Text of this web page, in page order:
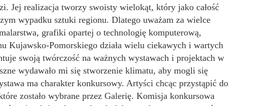
Jej realizacja tworzy swoisty wielokąt, który jako całość
wypadku sztuki regionu. Dlatego uważam za wielce
grafiki opartej o technologię komputerową,
Kujawsko-Pomorskiego działa wielu ciekawych i wartych
swoją twórczość na ważnych wystawach i projektach w
wydawało mi się stworzenie klimatu, aby mogli się
ma charakter konkursowy. Artyści chcąc przystąpić do
zostało wybrane przez Galerię. Komisja konkursowa